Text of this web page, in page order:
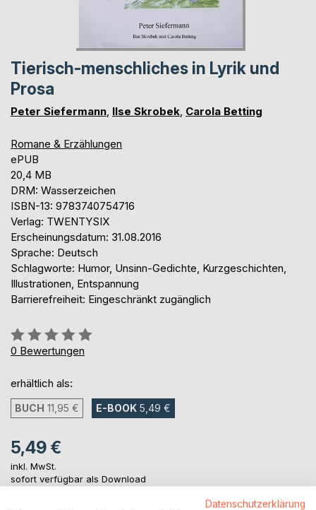
Tierisch-menschliches in Lyrik und
Prosa
Peter Siefermann, Ilse Skrobek, Carola Betting
Romane & Erzählungen
ePUB
20,4 MB
DRM: Wasserzeichen
ISBN-13: 9783740754716
Verlag: TWENTYSIX
Erscheinungsdatum: 31.08.2016
Sprache: Deutsch
Schlagworte: Humor, Unsinn-Gedichte, Kurzgeschichten,
Illustrationen, Entspannung
Barrierefreiheit: Eingeschränkt zugänglich
Bewertung::
0%
0 Bewertungen
erhältlich als:
BUCH 11,95 € E-BOOK 5,49 €
5,49 €
inkl. MwSt.
sofort verfügbar als Download
Datenschutzerklärung